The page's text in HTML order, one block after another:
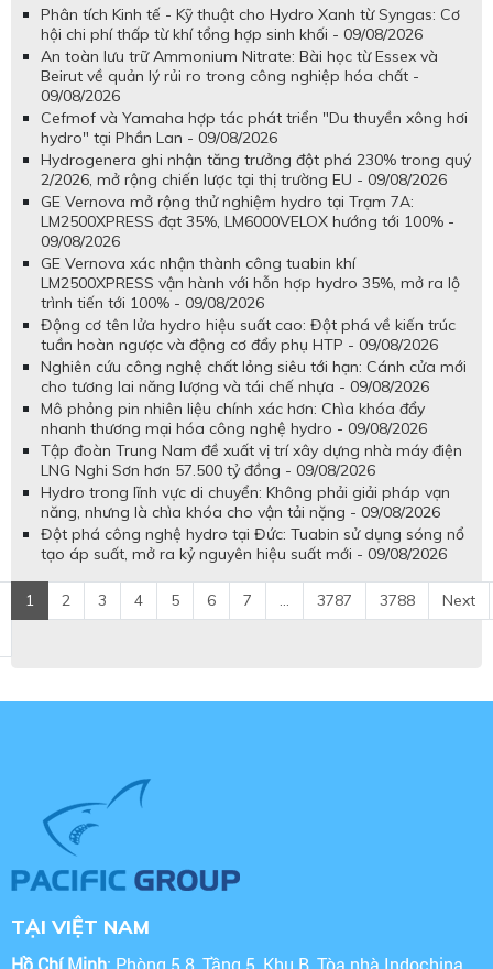
Phân tích Kinh tế - Kỹ thuật cho Hydro Xanh từ Syngas: Cơ
hội chi phí thấp từ khí tổng hợp sinh khối - 09/08/2026
An toàn lưu trữ Ammonium Nitrate: Bài học từ Essex và
Beirut về quản lý rủi ro trong công nghiệp hóa chất -
09/08/2026
Cefmof và Yamaha hợp tác phát triển "Du thuyền xông hơi
hydro" tại Phần Lan - 09/08/2026
Hydrogenera ghi nhận tăng trưởng đột phá 230% trong quý
2/2026, mở rộng chiến lược tại thị trường EU - 09/08/2026
GE Vernova mở rộng thử nghiệm hydro tại Trạm 7A:
LM2500XPRESS đạt 35%, LM6000VELOX hướng tới 100% -
09/08/2026
GE Vernova xác nhận thành công tuabin khí
LM2500XPRESS vận hành với hỗn hợp hydro 35%, mở ra lộ
trình tiến tới 100% - 09/08/2026
Động cơ tên lửa hydro hiệu suất cao: Đột phá về kiến trúc
tuần hoàn ngược và động cơ đẩy phụ HTP - 09/08/2026
Nghiên cứu công nghệ chất lỏng siêu tới hạn: Cánh cửa mới
cho tương lai năng lượng và tái chế nhựa - 09/08/2026
Mô phỏng pin nhiên liệu chính xác hơn: Chìa khóa đẩy
nhanh thương mại hóa công nghệ hydro - 09/08/2026
Tập đoàn Trung Nam đề xuất vị trí xây dựng nhà máy điện
LNG Nghi Sơn hơn 57.500 tỷ đồng - 09/08/2026
Hydro trong lĩnh vực di chuyển: Không phải giải pháp vạn
năng, nhưng là chìa khóa cho vận tải nặng - 09/08/2026
Đột phá công nghệ hydro tại Đức: Tuabin sử dụng sóng nổ
tạo áp suất, mở ra kỷ nguyên hiệu suất mới - 09/08/2026
1 2 3 4 5 6 7 ... 3787 3788 Next
TẠI VIỆT NAM